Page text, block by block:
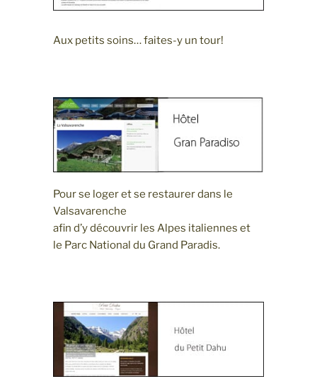
Aux petits soins… faites-y un tour!
Pour se loger et se restaurer dans le
Valsavarenche
afin d’y découvrir les Alpes italiennes et
le Parc National du Grand Paradis.